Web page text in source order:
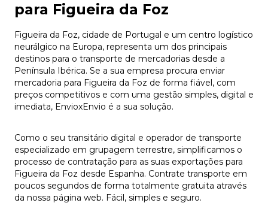
para Figueira da Foz
Figueira da Foz, cidade de Portugal e um centro logístico
neurálgico na Europa, representa um dos principais
destinos para o transporte de mercadorias desde a
Península Ibérica. Se a sua empresa procura enviar
mercadoria para Figueira da Foz de forma fiável, com
preços competitivos e com uma gestão simples, digital e
imediata, EnvioxEnvio é a sua solução.
Como o seu transitário digital e operador de transporte
especializado em grupagem terrestre, simplificamos o
processo de contratação para as suas exportações para
Figueira da Foz desde Espanha. Contrate transporte em
poucos segundos de forma totalmente gratuita através
da nossa página web. Fácil, simples e seguro.